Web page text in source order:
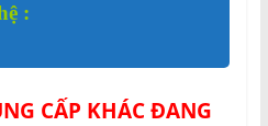
:
CẤP KHÁC ĐANG